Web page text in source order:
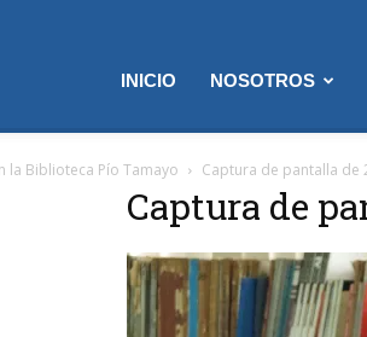
INICIO NOSOTROS
la Biblioteca Pío Tamayo Captura de pantalla de
Captura de